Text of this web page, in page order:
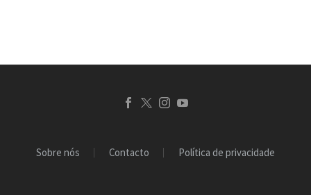
Sobre nós Contacto Política de privacidade